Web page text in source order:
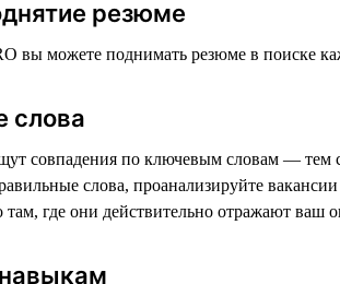
резюме
вы можете поднимать резюме в поиске
слова
совпадения по ключевым словам — тем
слова, проанализируйте
там, где они действительно отражают ваш